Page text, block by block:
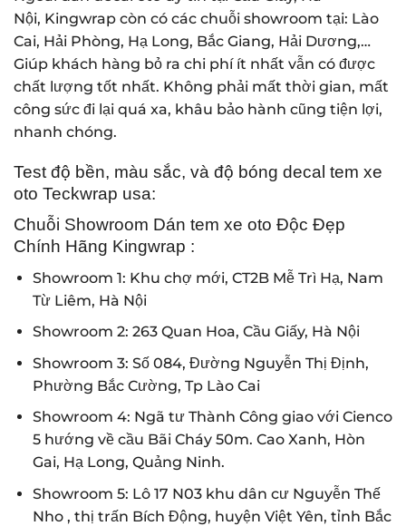
Nội, Kingwrap còn có các chuỗi showroom tại: Lào
Cai, Hải Phòng, Hạ Long, Bắc Giang, Hải Dương,…
Giúp khách hàng bỏ ra chi phí ít nhất vẫn có được
chất lượng tốt nhất. Không phải mất thời gian, mất
công sức đi lại quá xa, khâu bảo hành cũng tiện lợi,
nhanh chóng.
Test độ bền, màu sắc, và độ bóng decal tem xe
oto Teckwrap usa:
Chuỗi Showroom Dán tem xe oto Độc Đẹp
Chính Hãng Kingwrap :
Showroom 1: Khu chợ mới, CT2B Mễ Trì Hạ, Nam
Từ Liêm, Hà Nội
Showroom 2: 263 Quan Hoa, Cầu Giấy, Hà Nội
Showroom 3: Số 084, Đường Nguyễn Thị Định,
Phường Bắc Cường, Tp Lào Cai
Showroom 4: Ngã tư Thành Công giao với Cienco
5 hướng về cầu Bãi Cháy 50m. Cao Xanh, Hòn
Gai, Hạ Long, Quảng Ninh.
Showroom 5: Lô 17 N03 khu dân cư Nguyễn Thế
Nho , thị trấn Bích Động, huyện Việt Yên, tỉnh Bắc